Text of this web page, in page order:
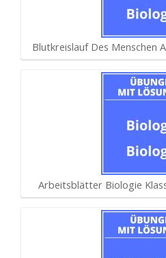
Blutkreislauf Des Menschen
Arbeitsblätter Biologie